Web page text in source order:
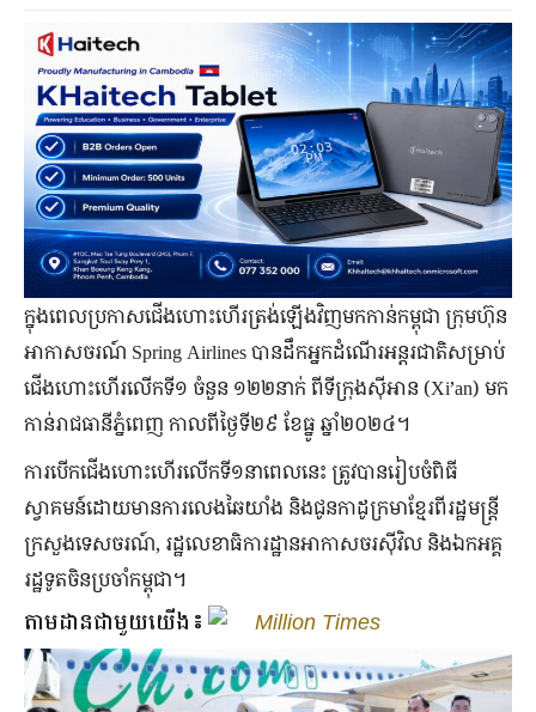
ក្នុងពេលប្រកាសជើងហោះហើរត្រង់ឡើងវិញមកកាន់កម្ពុជា ក្រុមហ៊ុន
អាកាសចរណ៍ Spring Airlines បានដឹកអ្នកដំណើរអន្តរជាតិសម្រាប់
ជើងហោះហើរលើកទី១ ចំនួន ១២២នាក់ ពីទីក្រុងស៊ីអាន (Xi’an) មក
កាន់រាជធានីភ្នំពេញ កាលពីថ្ងៃទី២៩ ខែធ្នូ ឆ្នាំ២០២៤។
ការបើកជើងហោះហើរលើកទី១នាពេលនេះ ត្រូវបានរៀបចំពិធី
ស្វាគមន៍ដោយមានការលេងឆៃយាំង និងជូនកាដូក្រមាខ្មែរពីរដ្ឋមន្រ្តី
ក្រសួងទេសចរណ៍, រដ្ឋលេខាធិការដ្ឋានអាកាសចរស៊ីវិល និងឯកអគ្គ
រដ្ឋទូតចិនប្រចាំកម្ពុជា។
តាមដានជាមួយយើង៖ Million Times